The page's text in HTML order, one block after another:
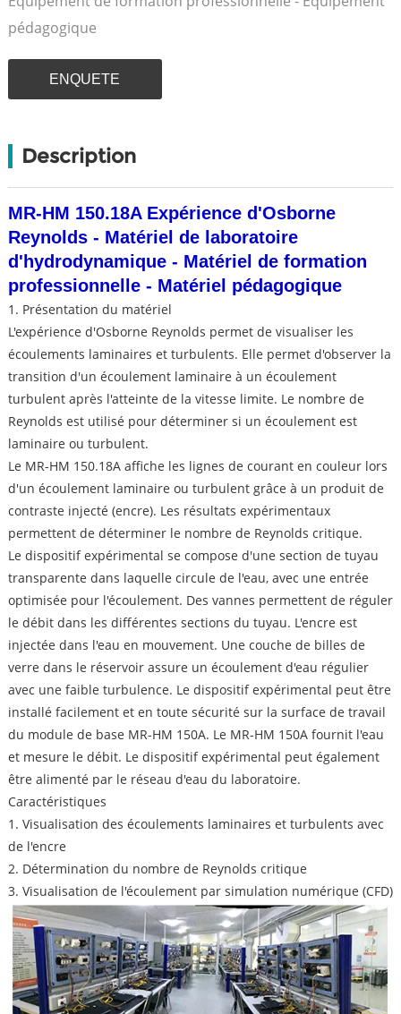
pédagogique
ENQUETE
Description
MR-HM 150.18A Expérience d'Osborne
Reynolds - Matériel de laboratoire
d'hydrodynamique - Matériel de formation
professionnelle - Matériel pédagogique
1. Présentation du matériel
L'expérience d'Osborne Reynolds permet de visualiser les
écoulements laminaires et turbulents. Elle permet d'observer la
transition d'un écoulement laminaire à un écoulement
turbulent après l'atteinte de la vitesse limite. Le nombre de
Reynolds est utilisé pour déterminer si un écoulement est
laminaire ou turbulent.
Le MR-HM 150.18A affiche les lignes de courant en couleur lors
d'un écoulement laminaire ou turbulent grâce à un produit de
contraste injecté (encre). Les résultats expérimentaux
permettent de déterminer le nombre de Reynolds critique.
Le dispositif expérimental se compose d'une section de tuyau
transparente dans laquelle circule de l'eau, avec une entrée
optimisée pour l'écoulement. Des vannes permettent de réguler
le débit dans les différentes sections du tuyau. L'encre est
injectée dans l'eau en mouvement. Une couche de billes de
verre dans le réservoir assure un écoulement d'eau régulier
avec une faible turbulence. Le dispositif expérimental peut être
installé facilement et en toute sécurité sur la surface de travail
du module de base MR-HM 150A. Le MR-HM 150A fournit l'eau
et mesure le débit. Le dispositif expérimental peut également
être alimenté par le réseau d'eau du laboratoire.
Caractéristiques
1. Visualisation des écoulements laminaires et turbulents avec
de l'encre
2. Détermination du nombre de Reynolds critique
3. Visualisation de l'écoulement par simulation numérique (CFD)